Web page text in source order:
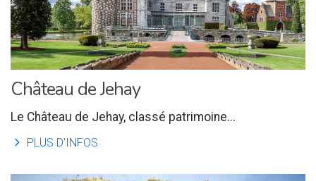
Château de Jehay
Le Château de Jehay, classé patrimoine...
l PLUS D'INFOS